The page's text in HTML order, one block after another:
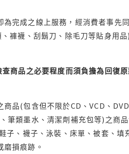
完成之線上服務，經消費者事先
褲襪、刮鬍刀、除毛刀等貼身用品)
商品之必要程度而須負擔為回復
品(包含但不限於CD、VCD、
筆類墨水、清潔劑補充包等)之商
、襪子、泳裝、床單、被套、
損痕跡。